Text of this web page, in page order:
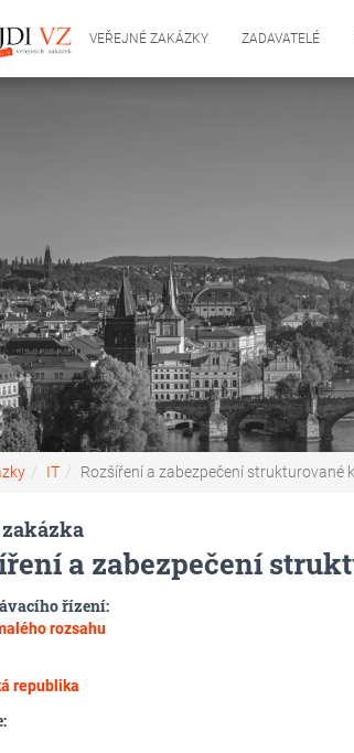
VEŘEJNÉ ZAKÁZKY ZADAVATELÉ
IT Rozšíření a zabezpečení strukturované
a zabezpečení
řízení:
rozsahu
republika